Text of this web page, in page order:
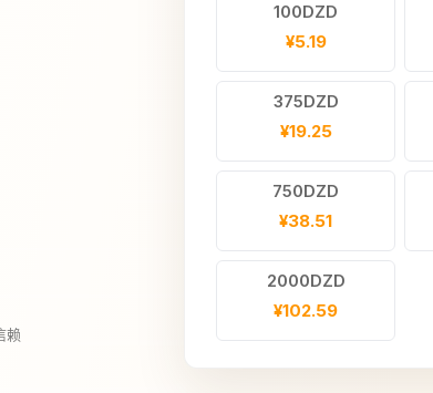
赖
100DZD
¥5.19
375DZD
¥19.25
750DZD
¥38.51
2000DZD
¥102.59